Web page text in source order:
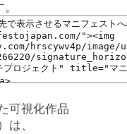
可視化作品
は、